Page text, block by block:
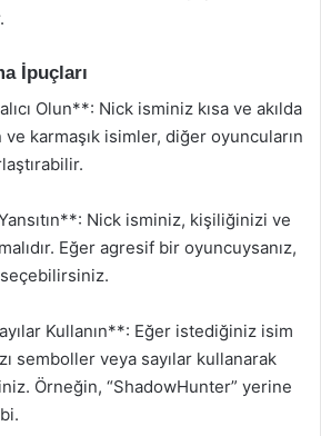
İpuçları
Olun**: Nick isminiz kısa ve akılda
ve karmaşık isimler, diğer oyuncuların
Nick isminiz, kişiliğinizi ve
Eğer agresif bir oyuncuysanız,
Kullanın**: Eğer istediğiniz isim
semboller veya sayılar kullanarak
Örneğin, “ShadowHunter” yerine